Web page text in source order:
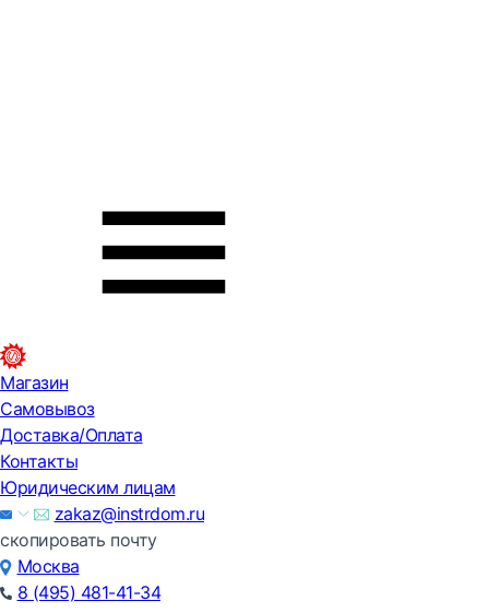
Магазин
Самовывоз
Доставка/Оплата
Контакты
Юридическим лицам
zakaz@instrdom.ru
скопировать почту
Москва
8 (495) 481-41-34